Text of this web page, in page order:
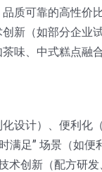
质可靠的高性价
新（如部分企业
味、中式糕点融
设计）、便利化
足” 场景（如便
创新（配方研